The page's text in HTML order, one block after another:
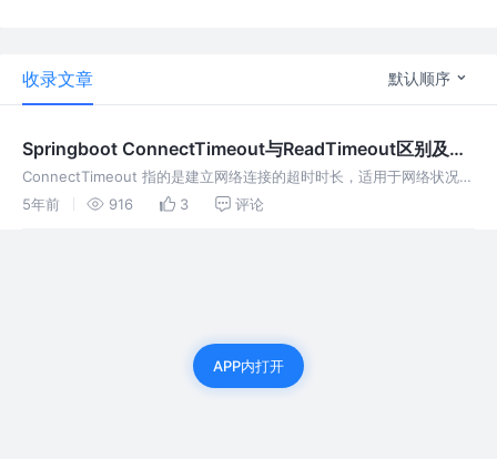
收录文章 默认顺序
Springboot ConnectTimeout与ReadTimeout区别及解
决办法
ConnectTimeout 指的是建立网络连接的超时时长，适用于网络状况正
常的情况下，两端连接所用的最大时间。 在Java中，网络状况正常的
5年前 916 3 评论
APP内打开